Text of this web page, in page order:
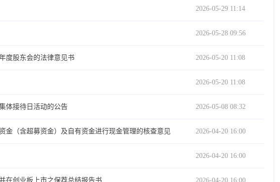
2026-05-29 11:14
2026-05-28 09:56
度股东会的法律意见书 2026-05-20 11:08
2026-05-20 11:08
体接待日活动的公告 2026-05-08 08:32
金（含超募资金）及自有资金进行现金管理的核查意见 2026-04-20 16:00
2026-04-20 16:00
在创业板上市之保荐总结报告书 2026-04-20 16:00